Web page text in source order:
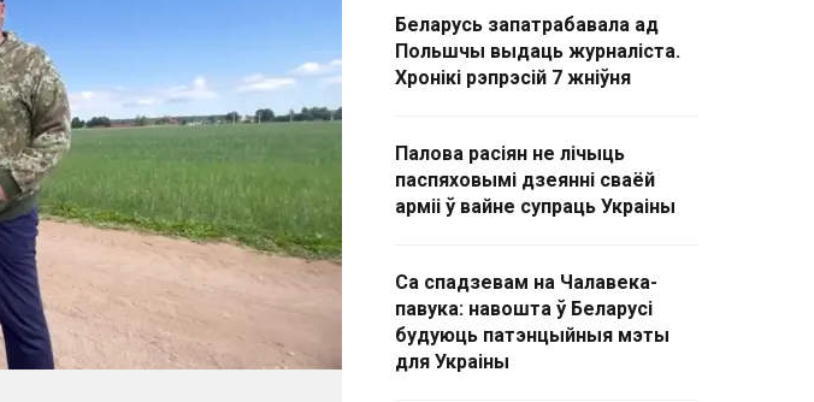
Беларусь запатрабавала ад
Польшчы выдаць журналіста.
Хронікі рэпрэсій 7 жніўня
Палова расіян не лічыць
паспяховымі дзеянні сваёй
арміі ў вайне супраць Украіны
Са спадзевам на Чалавека-
павука: навошта ў Беларусі
будуюць патэнцыйныя мэты
для Украіны